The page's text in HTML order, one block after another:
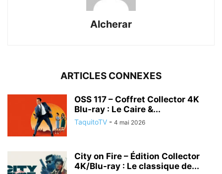
Alcherar
ARTICLES CONNEXES
OSS 117 – Coffret Collector 4K
Blu-ray : Le Caire &...
TaquitoTV - 4 mai 2026
City on Fire – Édition Collector
4K/Blu-ray : Le classique de...